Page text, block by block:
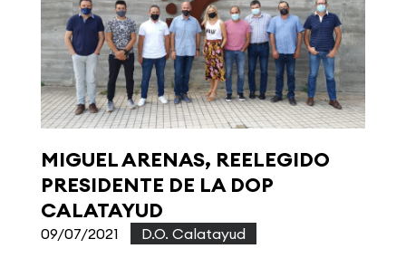
MIGUEL ARENAS, REELEGIDO
PRESIDENTE DE LA DOP
CALATAYUD
09/07/2021
D.O. Calatayud